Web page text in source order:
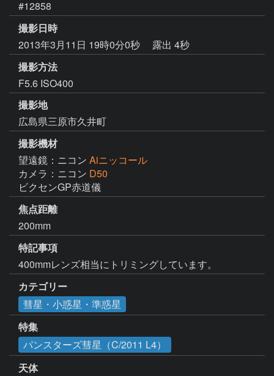
#12858
撮影日時
2013年3月11日 19時0分0秒
露出 4秒
撮影方法
F5.6 ISO400
撮影地
広島県三原市久井町
撮影機材
望遠鏡：ニコン Aiニッコール
カメラ：ニコン D50
ビクセンGP赤道儀
焦点距離
200mm
特記事項
400mmレンズ相当にトリミングしています。
カテゴリー
彗星・小惑星・準惑星
特集
パンスターズ彗星（C/2011 L4）
天体